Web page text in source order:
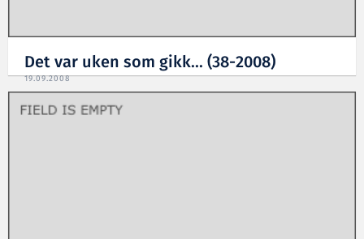
Det var uken som gikk... (38-2008)
19.09.2008